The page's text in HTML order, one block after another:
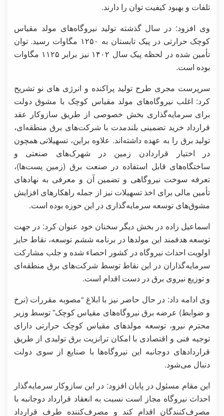
تلفات و بهبود کیفیت توان را دارند.
وی افزود: در سال گذشته تولید نیروگاه‌های مولد مقیاس
کوچک حرارتی در پیک تابستان به ۱۲۵۰ مگاوات رسید. توان
تأمین شده در لحظه پیک سال ۱۴۰۲ نیز برابر ۱۱۲۵ مگاوات
بوده است.
سرپرست مجری طرح تولید پراکنده و انرژی های نو تشریح
کرد:‌ اغلب نیروگاه‌های مولد مقیاس کوچک با مشوق دولت
برای سرمایه‌گذاری بخش خصوصی از طریق سازوکار عقد
قرارداد خرید تضمینی بلندمدت با شرکت‌های برق منطقه‌ای،
تولید برق را به عهده داشته‌اند. علاوه براین، تسهیلاتی همچون
در اختیار قراردادن زمین در شهرک‌های صنعتی و
ساختگاه‌های قابل استفاده در صنعت برق (زمین پست‌ها)،
تعرفه سوخت نیروگاهی و تضمین آن و معرفی به نهادهای
تأمین مالی برای اخذ تسهیلات نیز از جمله راهکارهای افزایش
مشوق‌های توسعه سرمایه‌گذاری در این حوزه بوده است.
اسماعیل زاده در بخش دیگر سخنان خود عنوان کرد:‌ در جهت
توسعه هدفمند این مولدها در برنامه ششم توسعه، نقاط حایز
اولویت احداث نیروگاه در کشور احصاء شده و جلب مشارکت
سرمایه‌گذاران در این نقاط توسط شرکت‌های برق منطقه‌ای
و توزیع نیروی برق در دست اقدام است.
وی ادامه داد: در حال حاضر نیز با ابلاغ “مصوبه مقررات (نرخ
و ضوابط) عرضه برق نیروگاه‌های مقیاس کوچک” توسط وزیر
محترم نیرو، توسعه مولدهای مقیاس کوچک حرارتی دارای
توجیه فنی و اقتصادی با امکان ترانزیت برق تولیدی از طریق
قراردادهای دوجانبه این نیروگاه‌ها با صنایع از سوی دولت
دنبال می‌شود.
این مقام مسئول در پایان افزود: در این سازوکار سرمایه‌گذار
احداث نیروگاه مجاز است نسبت به انعقاد قرارداد دوجانبه با
مصرف‌کنندگان اقدام کند و مصرف‌کننده طرف قرارداد